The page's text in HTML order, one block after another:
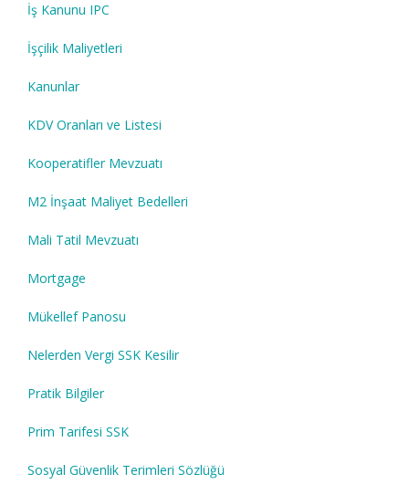
İş Kanunu IPC
İşçilik Maliyetleri
Kanunlar
KDV Oranları ve Listesi
Kooperatifler Mevzuatı
M2 İnşaat Maliyet Bedelleri
Mali Tatil Mevzuatı
Mortgage
Mükellef Panosu
Nelerden Vergi SSK Kesilir
Pratik Bilgiler
Prim Tarifesi SSK
Sosyal Güvenlik Terimleri Sözlüğü